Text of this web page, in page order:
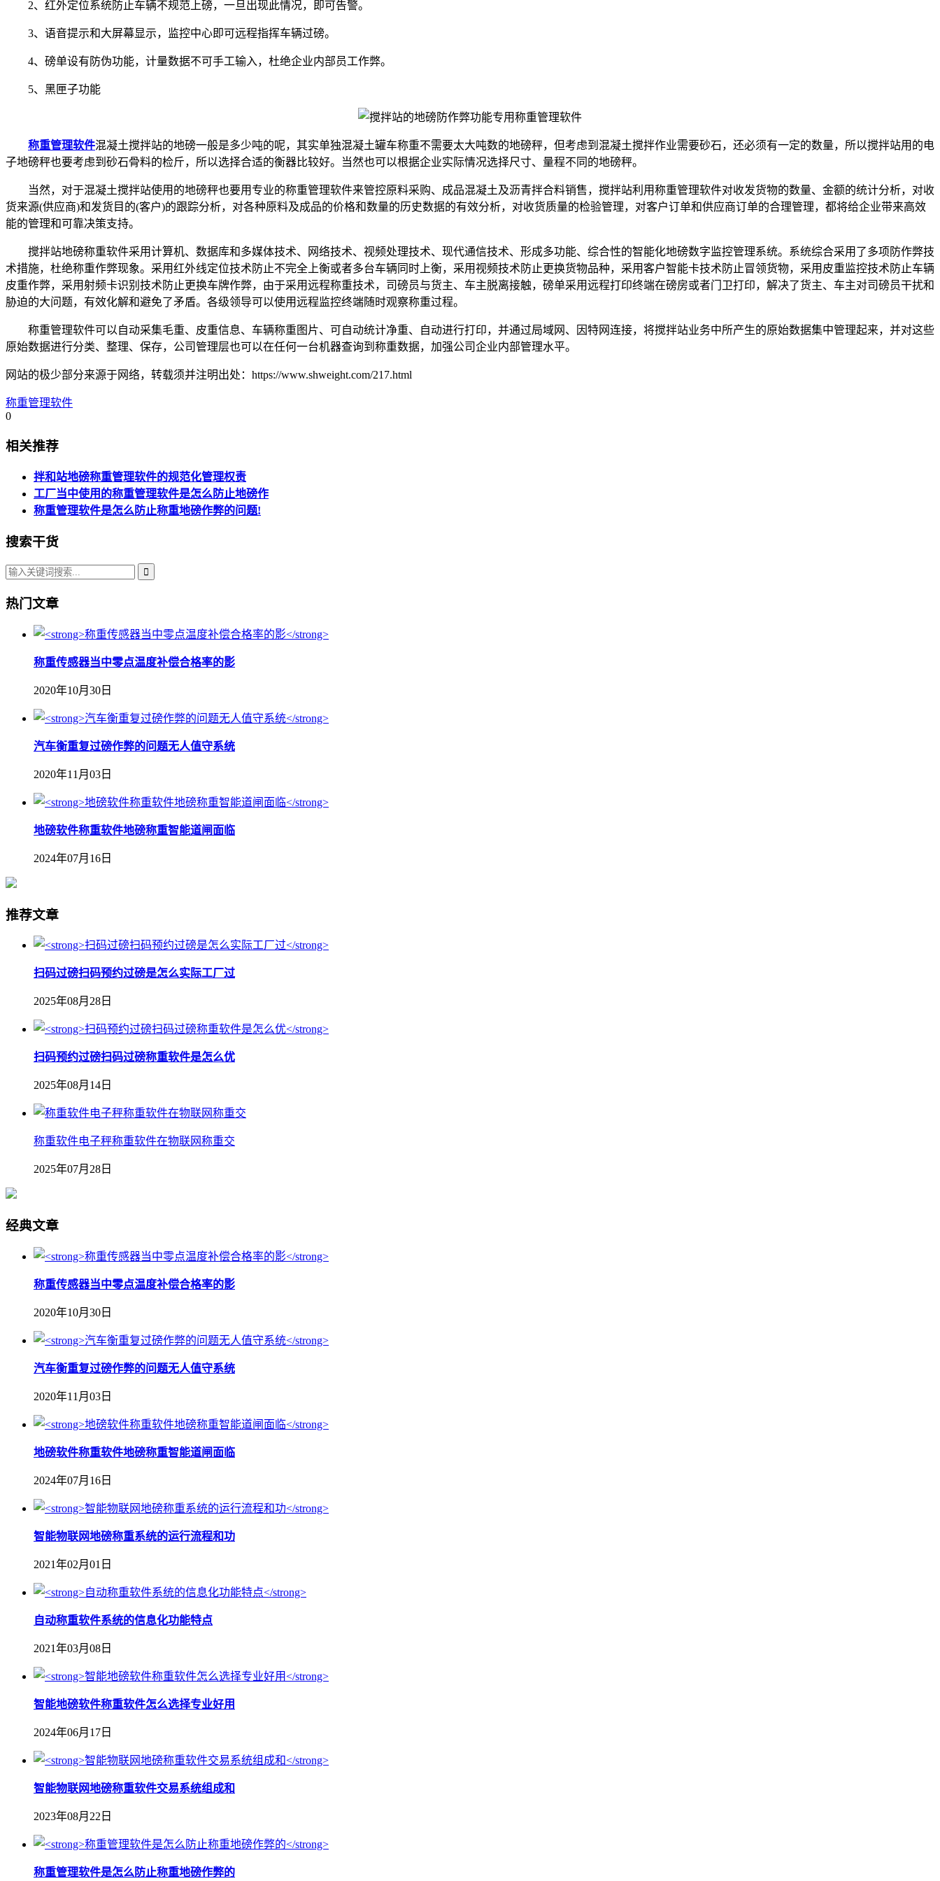
2、红外定位系统防止车辆不规范上磅，一旦出现此情况，即可告警。
3、语音提示和大屏幕显示，监控中心即可远程指挥车辆过磅。
4、磅单设有防伪功能，计量数据不可手工输入，杜绝企业内部员工作弊。
5、黑匣子功能
称重管理软件混凝土搅拌站的地磅一般是多少吨的呢，其实单独混凝土罐车称重不需要太大吨数的地磅秤，但考虑到混凝土搅拌作业需要砂石，还必须有一定的数量，所以搅拌站用的电
子地磅秤也要考虑到砂石骨料的检斤，所以选择合适的衡器比较好。当然也可以根据企业实际情况选择尺寸、量程不同的地磅秤。
当然，对于混凝土搅拌站使用的地磅秤也要用专业的称重管理软件来管控原料采购、成品混凝土及沥青拌合料销售，搅拌站利用称重管理软件对收发货物的数量、金额的统计分析，对收
货来源(供应商)和发货目的(客户)的跟踪分析，对各种原料及成品的价格和数量的历史数据的有效分析，对收货质量的检验管理，对客户订单和供应商订单的合理管理，都将给企业带来高效
能的管理和可靠决策支持。
搅拌站地磅称重软件采用计算机、数据库和多媒体技术、网络技术、视频处理技术、现代通信技术、形成多功能、综合性的智能化地磅数字监控管理系统。系统综合采用了多项防作弊技
术措施，杜绝称重作弊现象。采用红外线定位技术防止不完全上衡或者多台车辆同时上衡，采用视频技术防止更换货物品种，采用客户智能卡技术防止冒领货物，采用皮重监控技术防止车辆
皮重作弊，采用射频卡识别技术防止更换车牌作弊，由于采用远程称重技术，司磅员与货主、车主脱离接触，磅单采用远程打印终端在磅房或者门卫打印，解决了货主、车主对司磅员干扰和
胁迫的大问题，有效化解和避免了矛盾。各级领导可以使用远程监控终端随时观察称重过程。
称重管理软件可以自动采集毛重、皮重信息、车辆称重图片、可自动统计净重、自动进行打印，并通过局域网、因特网连接，将搅拌站业务中所产生的原始数据集中管理起来，并对这些
原始数据进行分类、整理、保存，公司管理层也可以在任何一台机器查询到称重数据，加强公司企业内部管理水平。
网站的极少部分来源于网络，转载须并注明出处：https://www.shweight.com/217.html
称重管理软件
0
相关推荐
拌和站地磅称重管理软件的规范化管理权责
工厂当中使用的称重管理软件是怎么防止地磅作
称重管理软件是怎么防止称重地磅作弊的问题!
搜索干货
热门文章
称重传感器当中零点温度补偿合格率的影
2020年10月30日
汽车衡重复过磅作弊的问题无人值守系统
2020年11月03日
地磅软件称重软件地磅称重智能道闸面临
2024年07月16日
推荐文章
扫码过磅扫码预约过磅是怎么实际工厂过
2025年08月28日
扫码预约过磅扫码过磅称重软件是怎么优
2025年08月14日
称重软件电子秤称重软件在物联网称重交
2025年07月28日
经典文章
称重传感器当中零点温度补偿合格率的影
2020年10月30日
汽车衡重复过磅作弊的问题无人值守系统
2020年11月03日
地磅软件称重软件地磅称重智能道闸面临
2024年07月16日
智能物联网地磅称重系统的运行流程和功
2021年02月01日
自动称重软件系统的信息化功能特点
2021年03月08日
智能地磅软件称重软件怎么选择专业好用
2024年06月17日
智能物联网地磅称重软件交易系统组成和
2023年08月22日
称重管理软件是怎么防止称重地磅作弊的